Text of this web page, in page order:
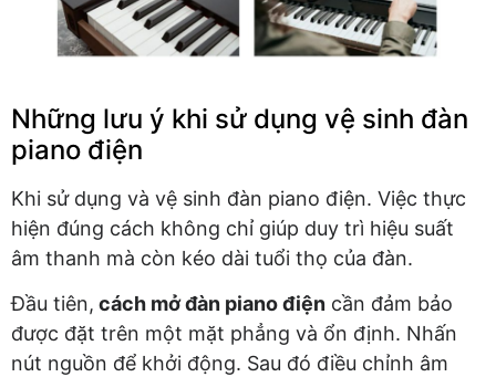
Những lưu ý khi sử dụng vệ sinh đàn
piano điện
Khi sử dụng và vệ sinh đàn piano điện. Việc thực
hiện đúng cách không chỉ giúp duy trì hiệu suất
âm thanh mà còn kéo dài tuổi thọ của đàn.
Đầu tiên, cách mở đàn piano điện cần đảm bảo
được đặt trên một mặt phẳng và ổn định. Nhấn
nút nguồn để khởi động. Sau đó điều chỉnh âm